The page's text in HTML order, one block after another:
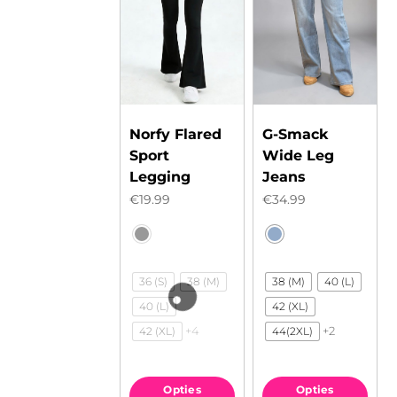
Norfy Flared
Sport
Legging
€19.99
36 (S)
38 (M)
40 (L)
42 (XL)
+4
Opties
G-Smack
Wide Leg
Jeans
€34.99
38 (M)
40 (L)
42 (XL)
44(2XL)
+2
Opties